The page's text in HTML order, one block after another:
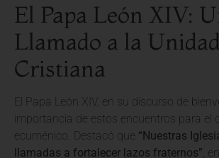
El Papa León XIV:
Llamado a la Unidad
Cristiana
El Papa León XIV, en su discurso de
importancia de estos encuentros para el
ecuménico. Destacó que “Nuestras
llamadas a fortalecer lazos fraternos”,